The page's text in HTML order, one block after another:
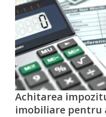
Atragere
a
Investiţiilor
Serviciul
de
Colectare
Achitarea
imobiliare pentru